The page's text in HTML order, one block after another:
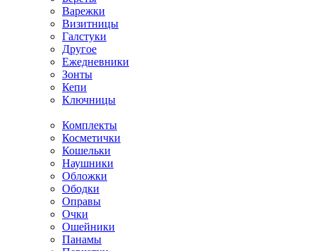
Варежки
Визитницы
Галстуки
Другое
Ежедневники
Зонты
Кепи
Ключницы
Комплекты
Косметички
Кошельки
Наушники
Обложки
Ободки
Оправы
Очки
Ошейники
Панамы